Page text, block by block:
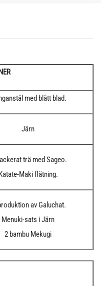
med blått blad.
Järn
trä med Sageo.
Maki flätning.
av Galuchat.
Menuki-sats i Järn
2 bambu Mekugi